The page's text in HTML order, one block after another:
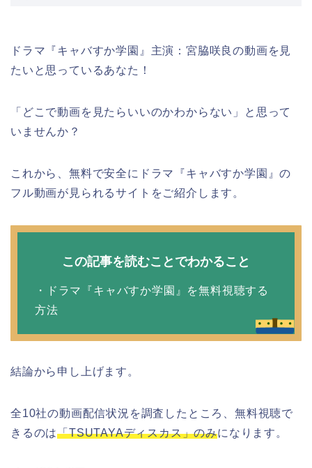
ドラマ『キャバすか学園』主演：宮脇咲良の動画を見
たいと思っているあなた！
「どこで動画を見たらいいのかわからない」と思って
いませんか？
これから、無料で安全にドラマ『キャバすか学園』の
フル動画が見られるサイトをご紹介します。
この記事を読むことでわかること
・ドラマ『キャバすか学園』を無料視聴する
方法
結論から申し上げます。
全10社の動画配信状況を調査したところ、無料視聴で
きるのは「TSUTAYAディスカス」のみになります。